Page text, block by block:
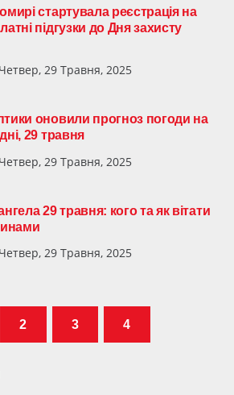
стартувала реєстрація на
підгузки до Дня захисту
29 Травня, 2025
оновили прогноз погоди на
29 травня
29 Травня, 2025
29 травня: кого та як вітати
29 Травня, 2025
2 3 4